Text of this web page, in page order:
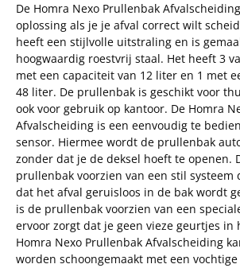
De Homra Nexo Prullenbak
oplossing als je je afval correct wilt
heeft een stijlvolle uitstraling en is
hoogwaardig roestvrij staal. Het heeft 3
met een capaciteit van 12 liter en 1 met
48 liter. De prullenbak is geschikt voor
ook voor gebruik op kantoor. De Homra
Afvalscheiding is een eenvoudig te
sensor. Hiermee wordt de prullenbak
zonder dat je de deksel hoeft te openen.
prullenbak voorzien van een stil systeem
dat het afval geruisloos in de bak wordt
is de prullenbak voorzien van een
ervoor zorgt dat je geen vieze geurtjes in
Homra Nexo Prullenbak Afvalscheiding
worden schoongemaakt met een vochtige